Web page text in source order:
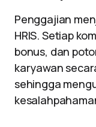
Penggajian
HRIS. Setiap
bonus, dan
karyawan
sehingga